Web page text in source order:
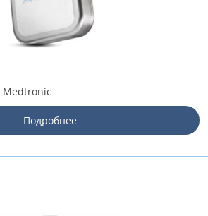
Medtronic
Подробнее